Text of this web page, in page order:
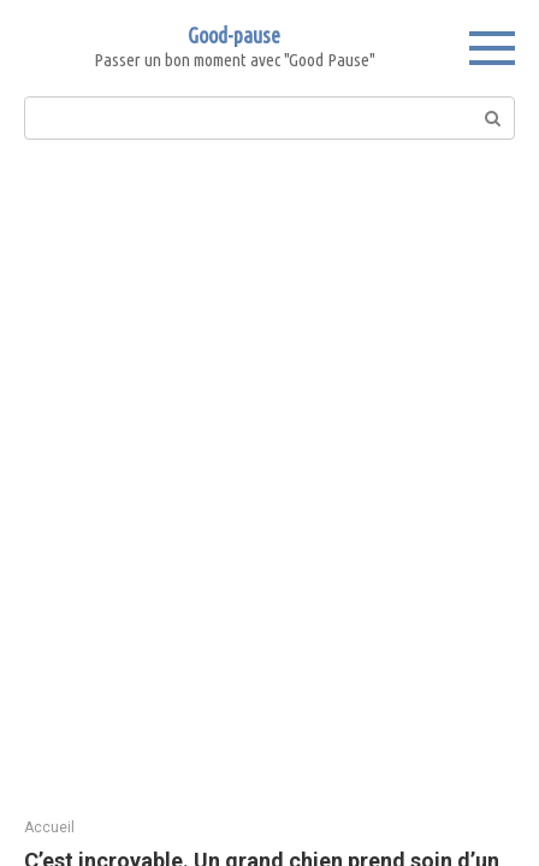
Good-pause
Passer un bon moment avec "Good Pause"
Search:
Accueil
C’est incroyable. Un grand chien prend soin d’un